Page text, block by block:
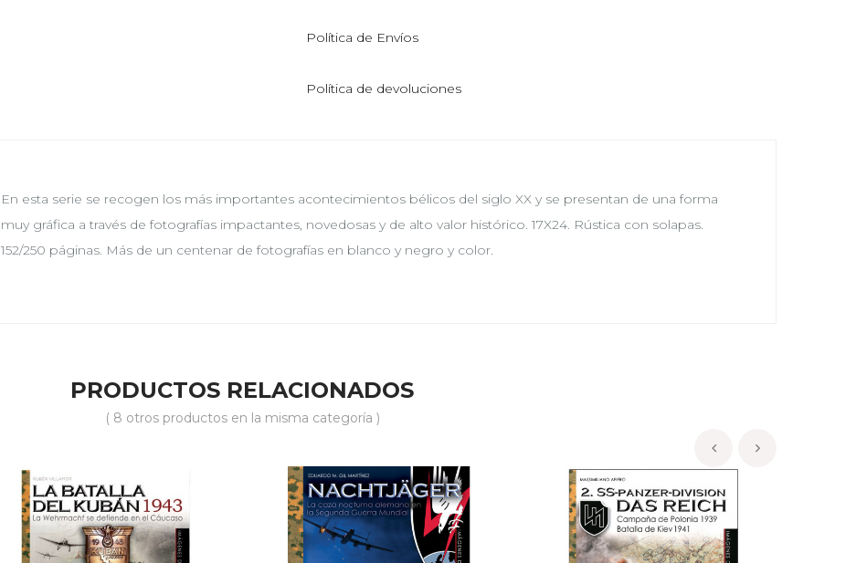
Política de Envíos
Política de devoluciones
En esta serie se recogen los más importantes acontecimientos bélicos del siglo XX y se presentan de una forma
muy gráfica a través de fotografías impactantes, novedosas y de alto valor histórico. 17X24. Rústica con solapas.
152/250 páginas. Más de un centenar de fotografías en blanco y negro y color.
PRODUCTOS RELACIONADOS
( 8 otros productos en la misma categoría )
‹